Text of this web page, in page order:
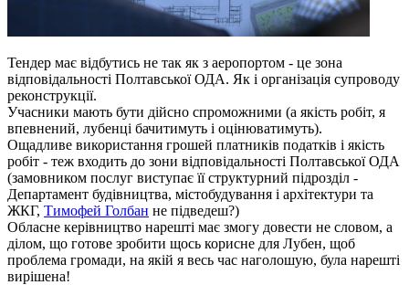
Тендер має відбутись не так як з аеропортом - це зона
відповідальності Полтавської ОДА. Як і організація супроводу
реконструкції.
Учасники мають бути дійсно спроможними (а якість робіт, я
впевнений, лубенці бачитимуть і оцінюватимуть).
Ощадливе використання грошей платників податків і якість
робіт - теж входить до зони відповідальності Полтавської ОДА
(замовником послуг виступає її структурний підрозділ -
Департамент будівництва, містобудування і архітектури та
ЖКГ, Тимофей Голбан не підведеш?)
Обласне керівництво нарешті має змогу довести не словом, а
ділом, що готове зробити щось корисне для Лубен, щоб
проблема громади, на якій я весь час наголошую, була нарешті
вирішена!